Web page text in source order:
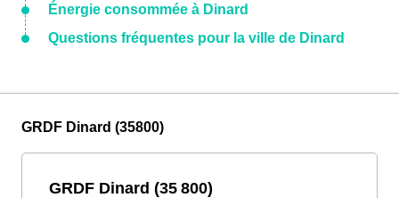
Énergie consommée à Dinard
Questions fréquentes pour la ville de Dinard
GRDF Dinard (35800)
GRDF Dinard (35 800)